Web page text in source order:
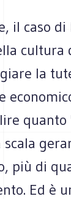
il caso di
cultura
la
quanto
più di
Ed è